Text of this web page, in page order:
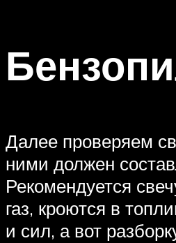
Далее проверяем
ними должен
Рекомендуется
газ, кроются в
и сил, а вот